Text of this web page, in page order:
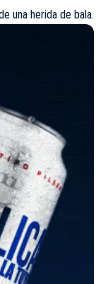
una herida de bala.